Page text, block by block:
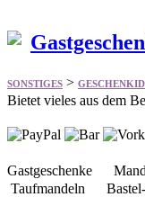
SONSTIGES >
Bietet vieles aus dem
Gastgeschenke
Taufmandeln Bastel-